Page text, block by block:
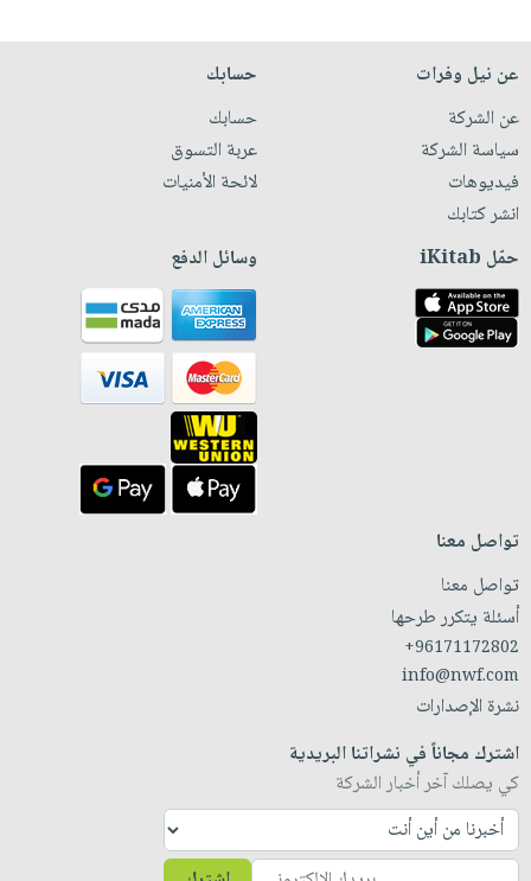
عن نيل وفرات
عن الشركة
سياسة الشركة
فيديوهات
انشر كتابك
حسابك
حسابك
عربة التسوق
لائحة الأمنيات
حمّل iKitab وسائل الدفع
تواصل معنا
تواصل معنا
أسئلة يتكرر طرحها
+96171172802
info@nwf.com
نشرة الإصدارات
اشترك مجاناً في نشراتنا البريدية
كي يصلك آخر أخبار الشركة